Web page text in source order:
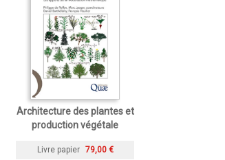
Architecture des plantes et
production végétale
Livre papier 79,00 €